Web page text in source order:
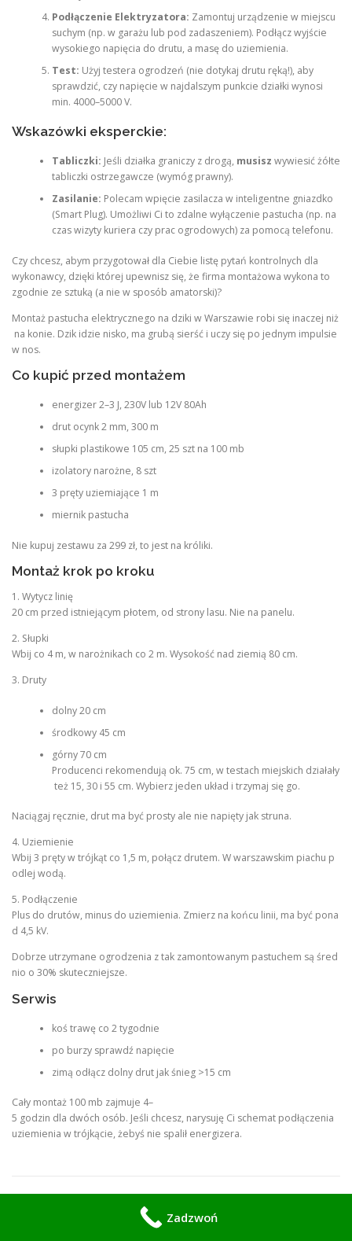
Podłączenie Elektryzatora: Zamontuj urządzenie w miejscu
suchym (np. w garażu lub pod zadaszeniem). Podłącz wyjście
wysokiego napięcia do drutu, a masę do uziemienia.
Test: Użyj testera ogrodzeń (nie dotykaj drutu ręką!), aby
sprawdzić, czy napięcie w najdalszym punkcie działki wynosi
min. 4000–5000 V.
Wskazówki eksperckie:
Tabliczki: Jeśli działka graniczy z drogą, musisz wywiesić żółte
tabliczki ostrzegawcze (wymóg prawny).
Zasilanie: Polecam wpięcie zasilacza w inteligentne gniazdko
(Smart Plug). Umożliwi Ci to zdalne wyłączenie pastucha (np. na
czas wizyty kuriera czy prac ogrodowych) za pomocą telefonu.
Czy chcesz, abym przygotował dla Ciebie listę pytań kontrolnych dla
wykonawcy, dzięki której upewnisz się, że firma montażowa wykona to
zgodnie ze sztuką (a nie w sposób amatorski)?
Montaż pastucha elektrycznego na dziki w Warszawie robi się inaczej niż
na konie. Dzik idzie nisko, ma grubą sierść i uczy się po jednym impulsie
w nos.
Co kupić przed montażem
energizer 2–3 J, 230V lub 12V 80Ah
drut ocynk 2 mm, 300 m
słupki plastikowe 105 cm, 25 szt na 100 mb
izolatory narożne, 8 szt
3 pręty uziemiające 1 m
miernik pastucha
Nie kupuj zestawu za 299 zł, to jest na króliki.
Montaż krok po kroku
1. Wytycz linię
20 cm przed istniejącym płotem, od strony lasu. Nie na panelu.
2. Słupki
Wbij co 4 m, w narożnikach co 2 m. Wysokość nad ziemią 80 cm.
3. Druty
dolny 20 cm
środkowy 45 cm
górny 70 cm
Producenci rekomendują ok. 75 cm, w testach miejskich działały
też 15, 30 i 55 cm. Wybierz jeden układ i trzymaj się go.
Naciągaj ręcznie, drut ma być prosty ale nie napięty jak struna.
4. Uziemienie
Wbij 3 pręty w trójkąt co 1,5 m, połącz drutem. W warszawskim piachu p
odlej wodą.
5. Podłączenie
Plus do drutów, minus do uziemienia. Zmierz na końcu linii, ma być pona
d 4,5 kV.
Dobrze utrzymane ogrodzenia z tak zamontowanym pastuchem są śred
nio o 30% skuteczniejsze.
Serwis
koś trawę co 2 tygodnie
po burzy sprawdź napięcie
zimą odłącz dolny drut jak śnieg >15 cm
Cały montaż 100 mb zajmuje 4–
5 godzin dla dwóch osób. Jeśli chcesz, narysuję Ci schemat podłączenia
uziemienia w trójkącie, żebyś nie spalił energizera.
1 THOUGHT ON “MONTAŻ PASTUCHA
ELEKTRYCZNEGO NA DZIKI
Zadzwoń